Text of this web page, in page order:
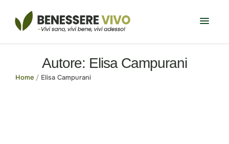
Autore: Elisa Campurani
Home / Elisa Campurani